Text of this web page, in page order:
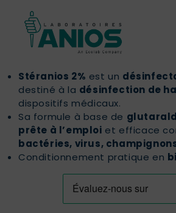
Stéranios 2% est un
destiné à la désinfection de
dispositifs médicaux.
Sa formule à base de
prête à l’emploi et efficace
bactéries, virus,
Conditionnement pratique en